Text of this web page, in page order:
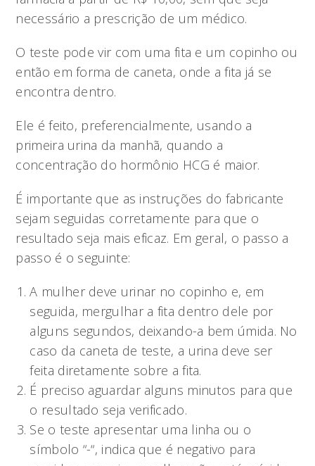
necessário a prescrição de um médico.
O teste pode vir com uma fita e um copinho ou
então em forma de caneta, onde a fita já se
encontra dentro.
Ele é feito, preferencialmente, usando a
primeira urina da manhã, quando a
concentração do hormônio HCG é maior.
É importante que as instruções do fabricante
sejam seguidas corretamente para que o
resultado seja mais eficaz. Em geral, o passo a
passo é o seguinte:
A mulher deve urinar no copinho e, em
seguida, mergulhar a fita dentro dele por
alguns segundos, deixando-a bem úmida. No
caso da caneta de teste, a urina deve ser
feita diretamente sobre a fita.
É preciso aguardar alguns minutos para que
o resultado seja verificado.
Se o teste apresentar uma linha ou o
símbolo “-“, indica que é negativo para